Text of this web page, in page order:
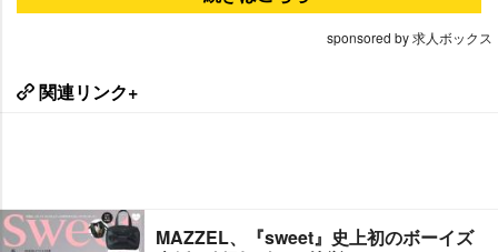
sponsored by 求人ボックス
関連リンク+
MAZZEL、『sweet』史上初のボーイズ